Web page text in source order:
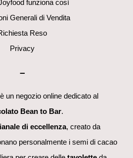
funziona così
Generali di Vendita
Reso
Privacy
–
è un negozio online dedicato al
Bean to Bar.
di eccellenza, creato da
personalmente i semi di cacao